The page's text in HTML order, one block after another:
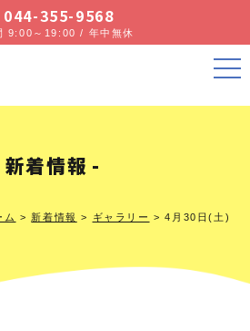
044-355-9568
9:00～19:00 / 年中無休
新着情報
ム > 新着情報 > ギャラリー >4月30日(土)